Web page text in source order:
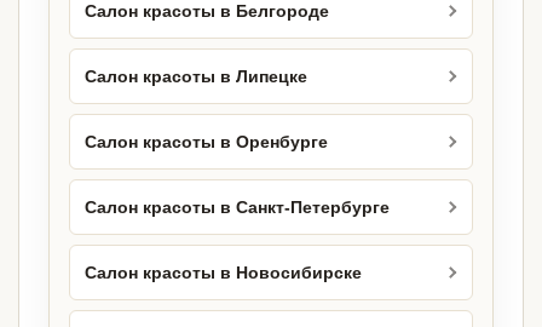
Салон красоты в Белгороде
Салон красоты в Липецке
Салон красоты в Оренбурге
Салон красоты в Санкт-Петербурге
Салон красоты в Новосибирске